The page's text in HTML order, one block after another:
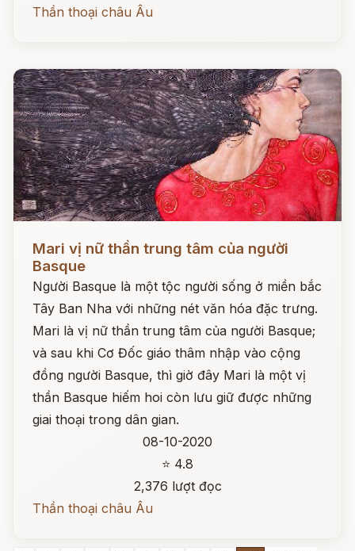
Thần thoại châu Âu
Mari vị nữ thần trung tâm của người
Basque
Người Basque là một tộc người sống ở miền bắc
Tây Ban Nha với những nét văn hóa đặc trưng.
Mari là vị nữ thần trung tâm của người Basque;
và sau khi Cơ Đốc giáo thâm nhập vào cộng
đồng người Basque, thì giờ đây Mari là một vị
thần Basque hiếm hoi còn lưu giữ được những
giai thoại trong dân gian.
08-10-2020
⭐ 4.8
2,376 lượt đọc
Thần thoại châu Âu